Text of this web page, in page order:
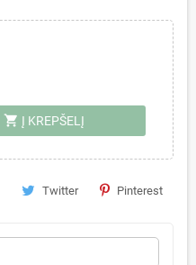
shopping_cart Į KREPŠELĮ
Twitter Pinterest